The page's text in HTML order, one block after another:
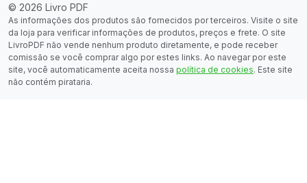
© 2026 Livro PDF
As informações dos produtos são fornecidos por terceiros. Visite o site
da loja para verificar informações de produtos, preços e frete. O site
LivroPDF não vende nenhum produto diretamente, e pode receber
comissão se você comprar algo por estes links. Ao navegar por este
site, você automaticamente aceita nossa política de cookies. Este site
não contém pirataria.